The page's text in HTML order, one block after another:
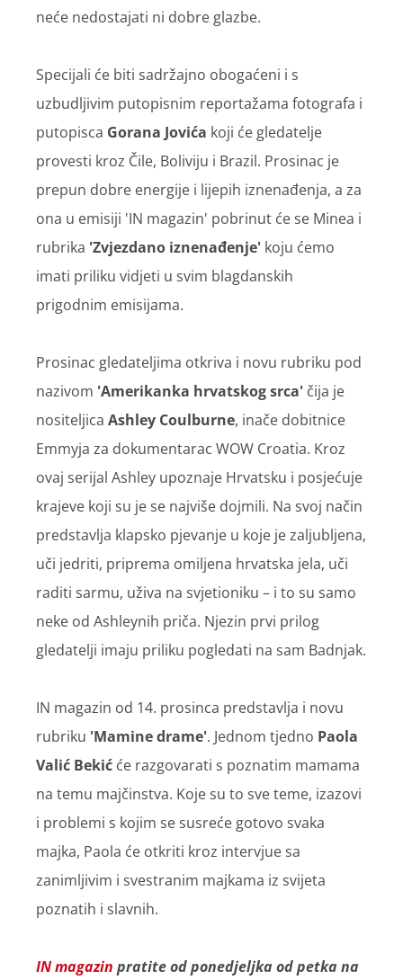
neće nedostajati ni dobre glazbe.
Specijali će biti sadržajno obogaćeni i s
uzbudljivim putopisnim reportažama fotografa i
putopisca Gorana Jovića koji će gledatelje
provesti kroz Čile, Boliviju i Brazil. Prosinac je
prepun dobre energije i lijepih iznenađenja, a za
ona u emisiji 'IN magazin' pobrinut će se Minea i
rubrika 'Zvjezdano iznenađenje' koju ćemo
imati priliku vidjeti u svim blagdanskih
prigodnim emisijama.
Prosinac gledateljima otkriva i novu rubriku pod
nazivom 'Amerikanka hrvatskog srca' čija je
nositeljica Ashley Coulburne, inače dobitnice
Emmyja za dokumentarac WOW Croatia. Kroz
ovaj serijal Ashley upoznaje Hrvatsku i posjećuje
krajeve koji su je se najviše dojmili. Na svoj način
predstavlja klapsko pjevanje u koje je zaljubljena,
uči jedriti, priprema omiljena hrvatska jela, uči
raditi sarmu, uživa na svjetioniku – i to su samo
neke od Ashleynih priča. Njezin prvi prilog
gledatelji imaju priliku pogledati na sam Badnjak.
IN magazin od 14. prosinca predstavlja i novu
rubriku 'Mamine drame'. Jednom tjedno Paola
Valić Bekić će razgovarati s poznatim mamama
na temu majčinstva. Koje su to sve teme, izazovi
i problemi s kojim se susreće gotovo svaka
majka, Paola će otkriti kroz intervjue sa
zanimljivim i svestranim majkama iz svijeta
poznatih i slavnih.
IN magazin pratite od ponedjeljka od petka na